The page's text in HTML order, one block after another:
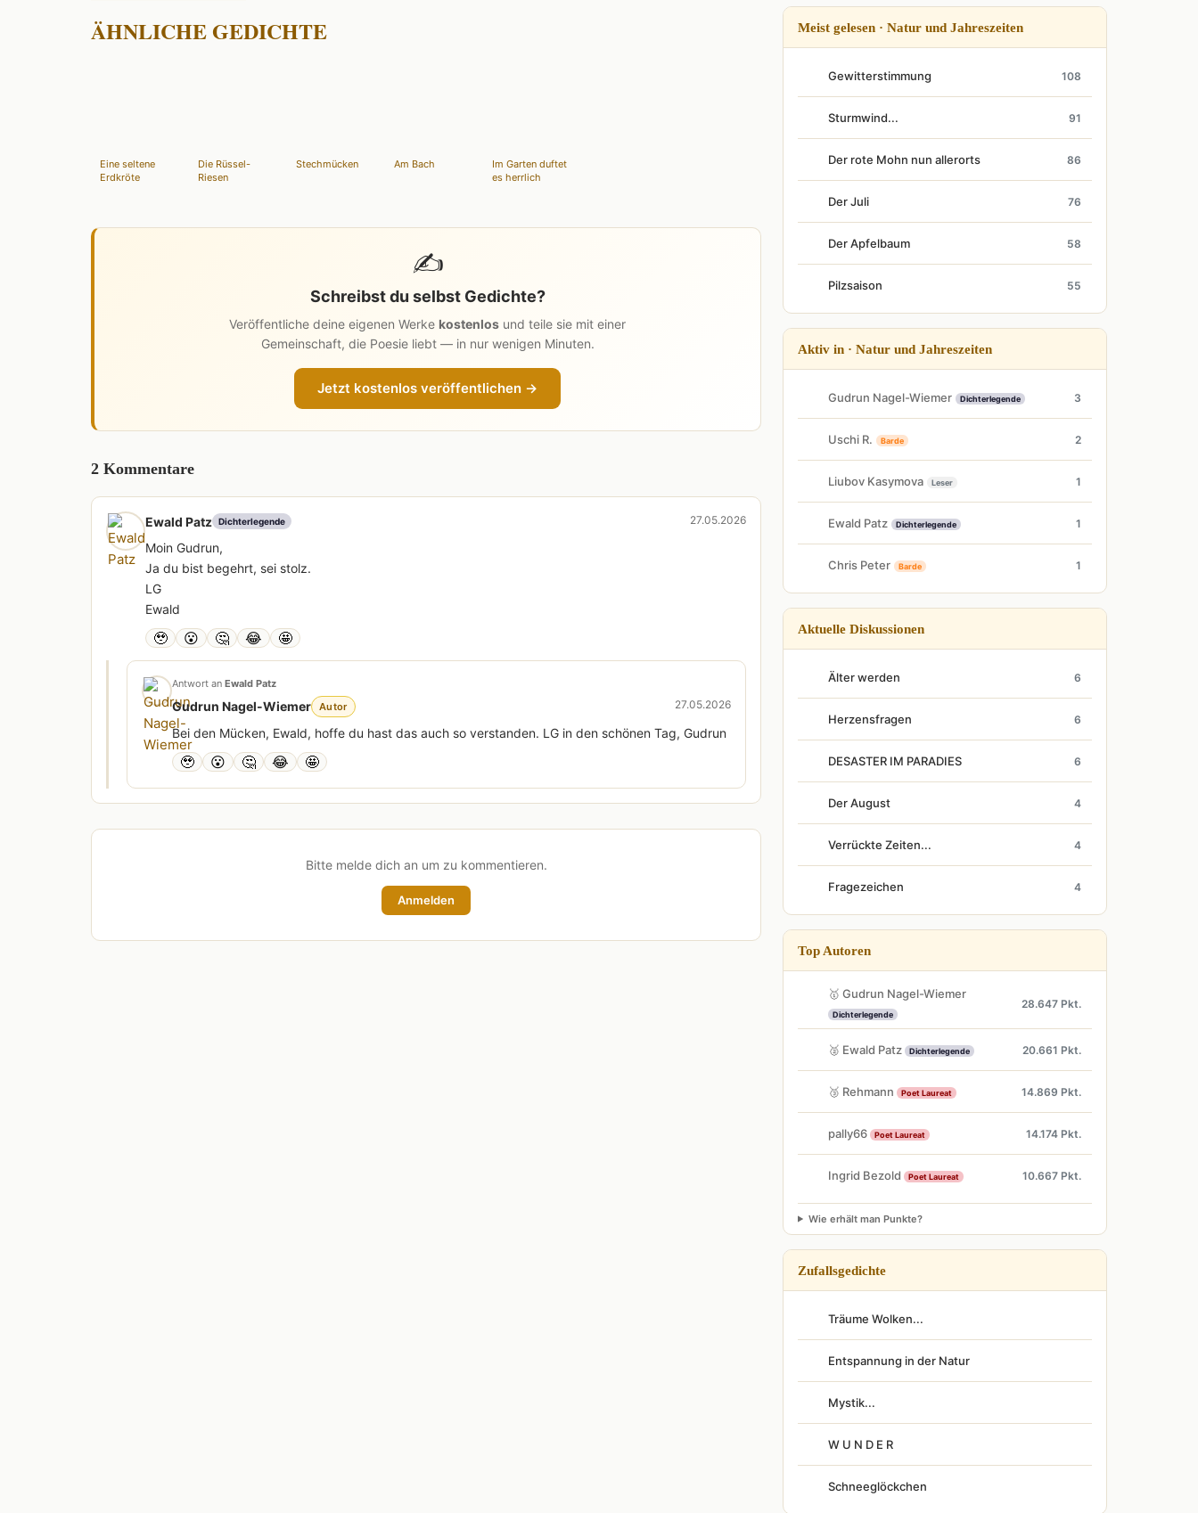
ÄHNLICHE GEDICHTE
Eine seltene
Erdkröte
Die Rüssel-
Riesen
Stechmücken Am Bach
Im Garten duftet
es herrlich
✍️
Schreibst du selbst Gedichte?
Veröffentliche deine eigenen Werke kostenlos und teile sie mit einer
Gemeinschaft, die Poesie liebt — in nur wenigen Minuten.
Jetzt kostenlos veröffentlichen →
2 Kommentare
Ewald Patz Dichterlegende 27.05.2026
Moin Gudrun,
Ja du bist begehrt, sei stolz.
LG
Ewald
🥹 😮 🤔 😂 🤩
Antwort an Ewald Patz
Gudrun Nagel-Wiemer Autor 27.05.2026
Bei den Mücken, Ewald, hoffe du hast das auch so verstanden. LG in den schönen Tag, Gudrun
🥹 😮 🤔 😂 🤩
Bitte melde dich an um zu kommentieren.
Anmelden
Meist gelesen · Natur und Jahreszeiten
Gewitterstimmung 108
Sturmwind... 91
Der rote Mohn nun allerorts 86
Der Juli 76
Der Apfelbaum 58
Pilzsaison 55
Aktiv in · Natur und Jahreszeiten
Gudrun Nagel-Wiemer Dichterlegende 3
Uschi R. Barde 2
Liubov Kasymova Leser 1
Ewald Patz Dichterlegende 1
Chris Peter Barde 1
Aktuelle Diskussionen
Älter werden 6
Herzensfragen 6
DESASTER IM PARADIES 6
Der August 4
Verrückte Zeiten... 4
Fragezeichen 4
Top Autoren
🥇 Gudrun Nagel-Wiemer
Dichterlegende
28.647 Pkt.
🥈 Ewald Patz Dichterlegende 20.661 Pkt.
🥉 Rehmann Poet Laureat 14.869 Pkt.
pally66 Poet Laureat 14.174 Pkt.
Ingrid Bezold Poet Laureat 10.667 Pkt.
Wie erhält man Punkte?
Zufallsgedichte
Träume Wolken...
Entspannung in der Natur
Mystik...
W U N D E R
Schneeglöckchen